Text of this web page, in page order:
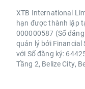
XTB International
hạn được thành lập
000000587 (Số
quản lý bởi Financial
với Số đăng ký:
Tầng 2, Belize City,